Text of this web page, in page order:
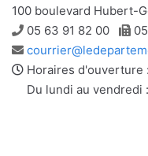
100 boulevard Hubert-
Téléphone
05 63 91 82 00
Adresse
e-
mail
Horaires d'ouverture :
Du lundi au vendredi